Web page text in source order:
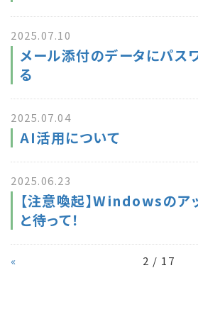
2025.07.10
メール添付のデータにパス
る
2025.07.04
AI活用について
2025.06.23
【注意喚起】Windowsのア
と待って！
« 2 / 17